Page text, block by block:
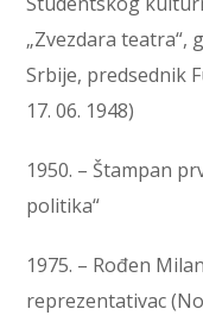
„Zvezdara teatra“,
Srbije, predsednik
17. 06. 1948)
1950. – Štampan
politika“
1975. – Rođen
reprezentativac